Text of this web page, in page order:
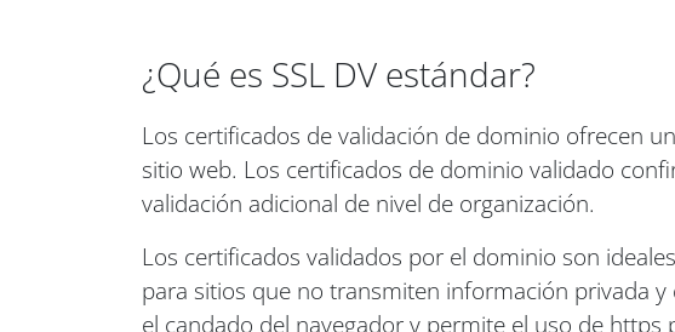
¿Qué es SSL DV estándar?
Los certificados de validación de dominio ofrecen
sitio web. Los certificados de dominio validado
validación adicional de nivel de organización.
Los certificados validados por el dominio son
para sitios que no transmiten información privada
el candado del navegador y permite el uso de